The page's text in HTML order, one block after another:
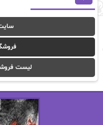
آوا موسوی
آیدا باقری
ا_اصغر زاده
اریک مورگنشترن
لیست